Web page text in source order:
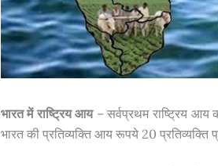
भारत में राष्ट्रिय आय– सर्वप्रथम राष्ट्रिय आय
भारत की प्रतिव्यक्ति आय रूपये 20 प्रतिव्यक्ति